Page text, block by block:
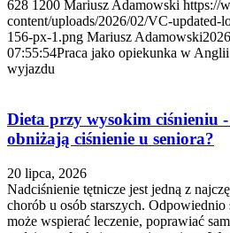
628 1200 Mariusz Adamowski https://
content/uploads/2026/02/VC-updated-
156-px-1.png Mariusz Adamowski
07:55:54Praca jako opiekunka w
wyjazdu
Dieta przy wysokim ciśnieniu
obniżają ciśnienie u seniora?
20 lipca, 2026
Nadciśnienie tętnicze jest jedną z
chorób u osób starszych. Odpowiednio
może wspierać leczenie, poprawiać